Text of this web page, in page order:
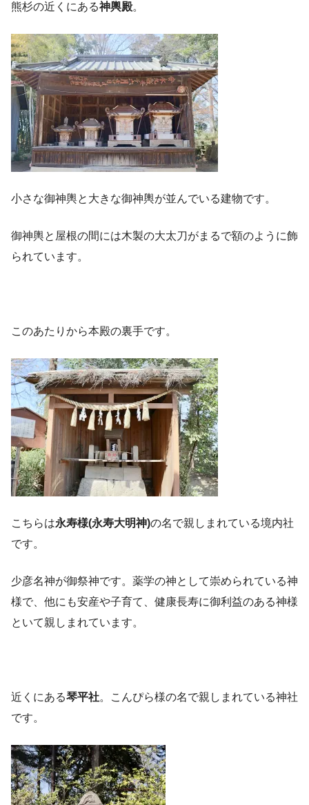
熊杉の近くにある神輿殿。
小さな御神輿と大きな御神輿が並んでいる建物です。
御神輿と屋根の間には木製の大太刀がまるで額のように飾
られています。
このあたりから本殿の裏手です。
こちらは永寿様(永寿大明神)の名で親しまれている境内社
です。
少彦名神が御祭神です。薬学の神として崇められている神
様で、他にも安産や子育て、健康長寿に御利益のある神様
といて親しまれています。
近くにある琴平社。こんぴら様の名で親しまれている神社
です。